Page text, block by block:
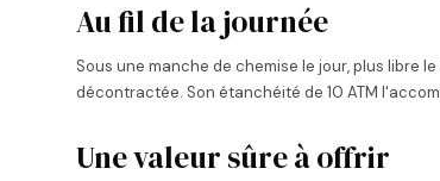
Au fil de la journée
Sous une manche de chemise le jour, plus libre
décontractée. Son étanchéité de 10 ATM
Une valeur sûre à offrir